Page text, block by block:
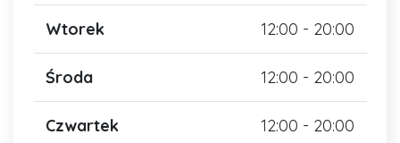
Wtorek 12:00 - 20:00
Środa 12:00 - 20:00
Czwartek 12:00 - 20:00